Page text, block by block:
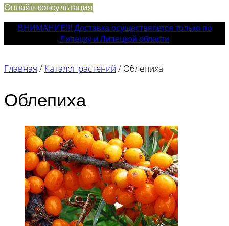
Онлайн-консультация
ВНИМАНИЕ!!! Доставка осуществялется только по
Липецку и Липецкой области
Главная / Каталог растений / Облепиха
Облепиха